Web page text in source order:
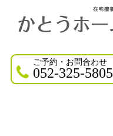
ご予約・お問合わせ
052-325-5805